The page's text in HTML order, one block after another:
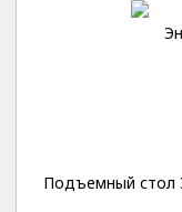
Подъемный стол